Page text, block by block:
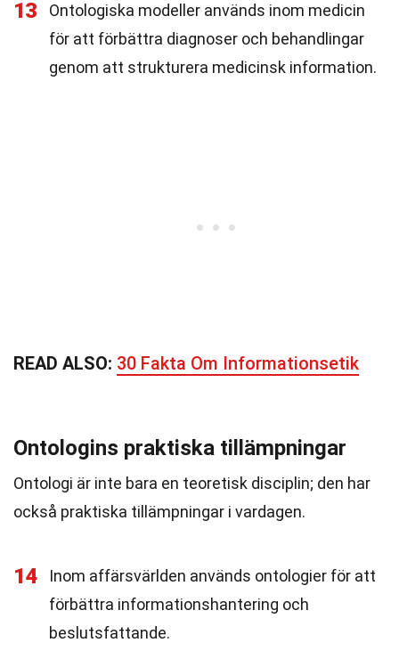
13
Ontologiska modeller används inom medicin
för att förbättra diagnoser och behandlingar
genom att strukturera medicinsk information.
READ ALSO: 30 Fakta Om Informationsetik
Ontologins praktiska tillämpningar
Ontologi är inte bara en teoretisk disciplin; den har
också praktiska tillämpningar i vardagen.
14
Inom affärsvärlden används ontologier för att
förbättra informationshantering och
beslutsfattande.